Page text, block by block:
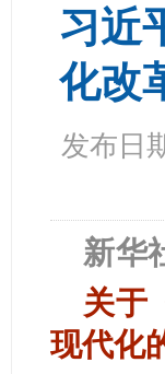
习近
化改
发布日
新华
关于
现代化